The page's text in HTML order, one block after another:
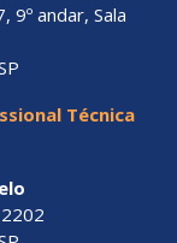
9º andar, Sala
Técnica